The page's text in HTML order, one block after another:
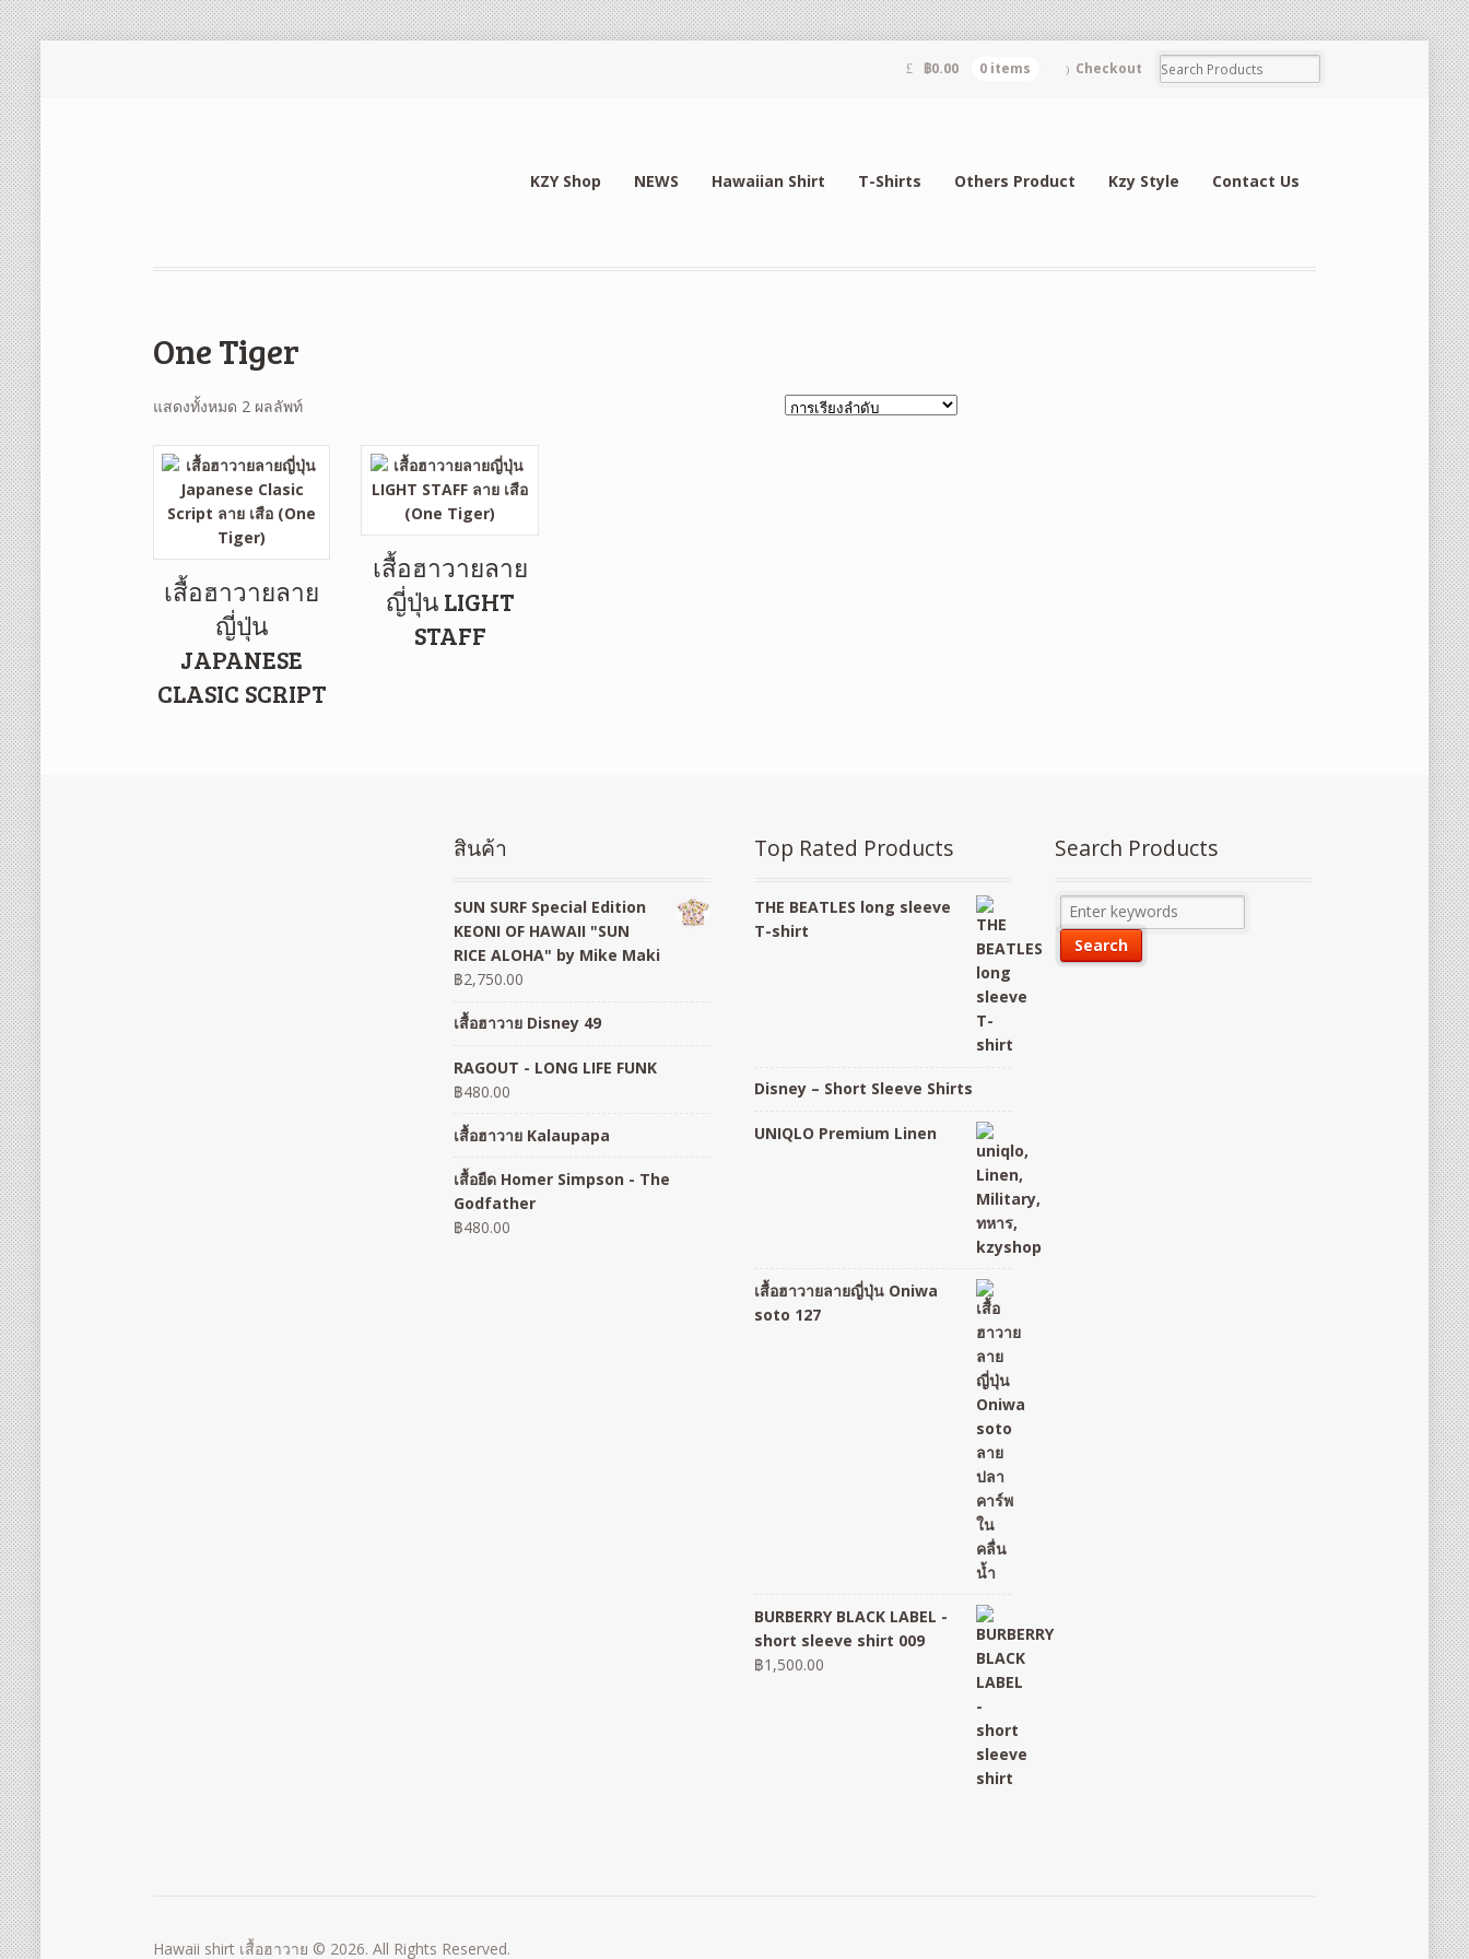
฿0.00 0 items Checkout
KZY Shop NEWS Hawaiian Shirt T-Shirts Others Product Kzy Style Contact Us
One Tiger
แสดงทั้งหมด 2 ผลลัพท์
เสื้อฮาวายลาย
ญี่ปุ่น
JAPANESE
CLASIC SCRIPT
เสื้อฮาวายลาย
ญี่ปุ่น LIGHT
STAFF
สินค้า
SUN SURF Special Edition
KEONI OF HAWAII "SUN
RICE ALOHA" by Mike Maki
฿2,750.00
เสื้อฮาวาย Disney 49
RAGOUT - LONG LIFE FUNK
฿480.00
เสื้อฮาวาย Kalaupapa
เสื้อยืด Homer Simpson - The
Godfather
฿480.00
Top Rated Products
THE BEATLES long sleeve
T-shirt
Disney – Short Sleeve Shirts
UNIQLO Premium Linen
เสื้อฮาวายลายญี่ปุ่น Oniwa
soto 127
BURBERRY BLACK LABEL -
short sleeve shirt 009
฿1,500.00
Search Products
Hawaii shirt เสื้อฮาวาย © 2026. All Rights Reserved.